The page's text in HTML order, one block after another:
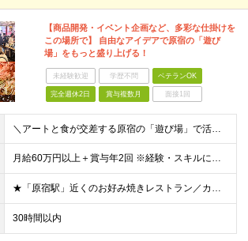
【商品開発・イベント企画など、多彩な仕掛けを
この場所で】 自由なアイデアで原宿の「遊び
場」をもっと盛り上げる！
未経験歓迎 学歴不問 ベテランOK
完全週休2日 賞与複数月 面接1回
＼アートと食が交差する原宿の「遊び場」で活躍する／ ●飲食業界での店舗運営（店長・副店長等）経験をお持ちの方（業態不問） ●キッチン業務（仕込み等）の経験をお持ちの方 ※売上・経費管理等の数値管理経験
月給60万円以上＋賞与年2回 ※経験・スキルに応じて給与を決定します ※店長＝管理監督者となり残業代の支給はありません ※上記金額には職能給、期待給、役職手当が含まれます ※試用期間は3～6ヶ月。そ
★「原宿駅」近くのお好み焼きレストラン／カフェバー勤務 住所／東京都渋谷区神宮前 3-20-1 ※転居を伴う転勤はありません （変更の範囲）上記勤務地を除く当社関連勤務地 ※本求人は［有限会社さく
30時間以内